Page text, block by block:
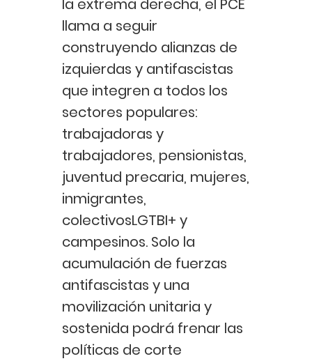
la extrema derecha, el PCE
llama a seguir
construyendo alianzas de
izquierdas y antifascistas
que integren a todos los
sectores populares:
trabajadoras y
trabajadores, pensionistas,
juventud precaria, mujeres,
inmigrantes,
colectivosLGTBI+ y
campesinos. Solo la
acumulación de fuerzas
antifascistas y una
movilización unitaria y
sostenida podrá frenar las
políticas de corte